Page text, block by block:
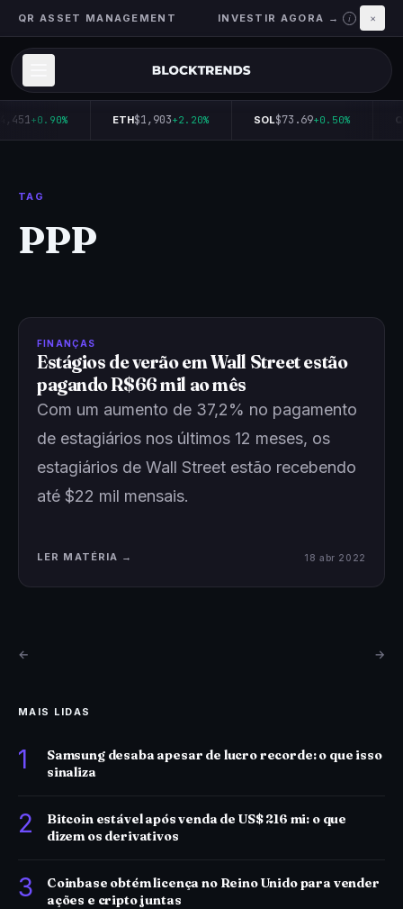
QR ASSET MANAGEMENT INVESTIR AGORA → i ×
+0.90% ETH$1,903+2.20% SOL$73.69+0.50%
TAG
PPP
FINANÇAS
Estágios de verão em Wall Street estão
pagando R$66 mil ao mês
Com um aumento de 37,2% no pagamento
de estagiários nos últimos 12 meses, os
estagiários de Wall Street estão recebendo
até $22 mil mensais.
LER MATÉRIA → 18 abr 2022
← →
MAIS LIDAS
1
Samsung desaba apesar de lucro recorde: o que isso
sinaliza
2
Bitcoin estável após venda de US$ 216 mi: o que
dizem os derivativos
3
Coinbase obtém licença no Reino Unido para vender
ações e cripto juntas